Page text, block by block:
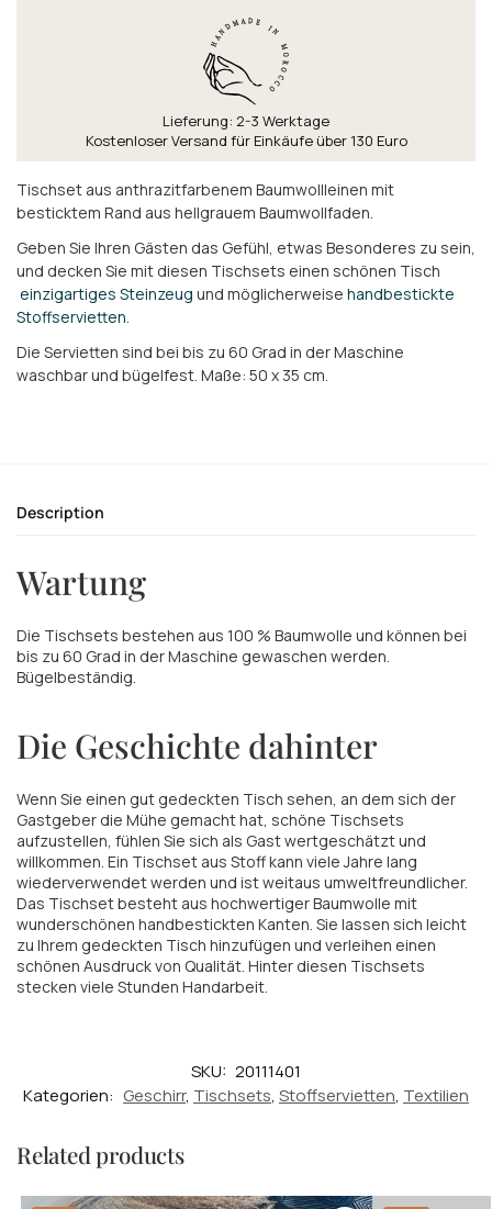
Lieferung: 2-3 Werktage
Kostenloser Versand für Einkäufe über 130 Euro
Tischset aus anthrazitfarbenem Baumwollleinen mit
besticktem Rand aus hellgrauem Baumwollfaden.
Geben Sie Ihren Gästen das Gefühl, etwas Besonderes zu sein,
und decken Sie mit diesen Tischsets einen schönen Tisch
einzigartiges Steinzeug und möglicherweise handbestickte
Stoffservietten.
Die Servietten sind bei bis zu 60 Grad in der Maschine
waschbar und bügelfest. Maße: 50 x 35 cm.
Description
Wartung
Die Tischsets bestehen aus 100 % Baumwolle und können bei
bis zu 60 Grad in der Maschine gewaschen werden.
Bügelbeständig.
Die Geschichte dahinter
Wenn Sie einen gut gedeckten Tisch sehen, an dem sich der
Gastgeber die Mühe gemacht hat, schöne Tischsets
aufzustellen, fühlen Sie sich als Gast wertgeschätzt und
willkommen. Ein Tischset aus Stoff kann viele Jahre lang
wiederverwendet werden und ist weitaus umweltfreundlicher.
Das Tischset besteht aus hochwertiger Baumwolle mit
wunderschönen handbestickten Kanten. Sie lassen sich leicht
zu Ihrem gedeckten Tisch hinzufügen und verleihen einen
schönen Ausdruck von Qualität. Hinter diesen Tischsets
stecken viele Stunden Handarbeit.
SKU: 20111401
Kategorien: Geschirr, Tischsets, Stoffservietten, Textilien
Related products